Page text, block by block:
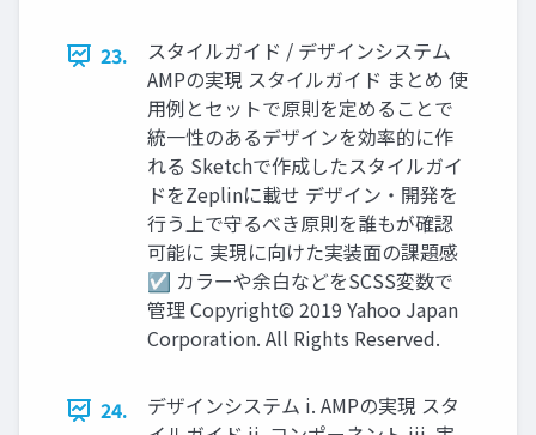
23.
スタイルガイド / デザインシステム
AMPの実現 スタイルガイド まとめ 使
用例とセットで原則を定めることで
統一性のあるデザインを効率的に作
れる Sketchで作成したスタイルガイ
ドをZeplinに載せ デザイン・開発を
行う上で守るべき原則を誰もが確認
可能に 実現に向けた実装面の課題感
☑ カラーや余白などをSCSS変数で
管理 Copyright© 2019 Yahoo Japan
Corporation. All Rights Reserved.
24.
デザインシステム i. AMPの実現 スタ